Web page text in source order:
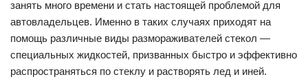
занять много времени и стать настоящей проблемой для
автовладельцев. Именно в таких случаях приходят на
помощь различные виды размораживателей стекол —
специальных жидкостей, призванных быстро и эффективно
распространяться по стеклу и растворять лед и иней.